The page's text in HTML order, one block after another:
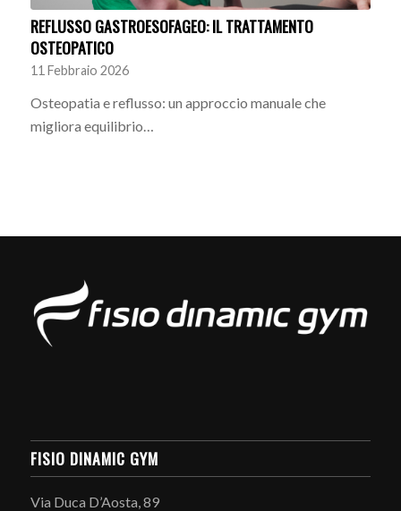
REFLUSSO GASTROESOFAGEO: IL TRATTAMENTO
OSTEOPATICO
11 Febbraio 2026
Osteopatia e reflusso: un approccio manuale che
migliora equilibrio…
FISIO DINAMIC GYM
Via Duca D’Aosta, 89